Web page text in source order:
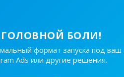
ГОЛОВНОЙ БОЛИ!
формат запуска под ваш
Ads или другие решения.